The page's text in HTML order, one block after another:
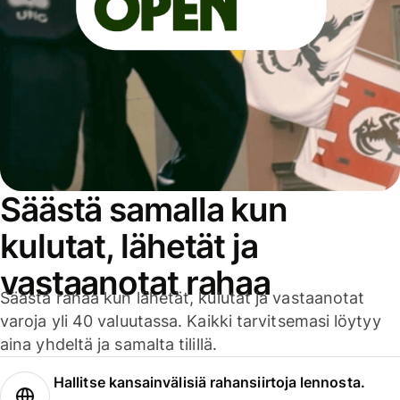
Säästä samalla kun
kulutat, lähetät ja
vastaanotat rahaa
Säästä rahaa kun lähetät, kulutat ja vastaanotat
varoja yli 40 valuutassa. Kaikki tarvitsemasi löytyy
aina yhdeltä ja samalta tilillä.
Hallitse kansainvälisiä rahansiirtoja lennosta.